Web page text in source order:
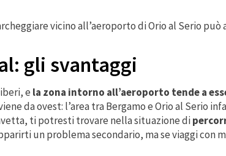
vicino all’aeroporto di Orio al Serio può
gli svantaggi
e la zona intorno all’aeroporto tende a
da ovest: l’area tra Bergamo e Orio al Serio
ti potresti trovare nella situazione di
un problema secondario, ma se viaggi con